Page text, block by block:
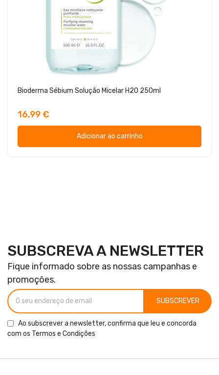
Bioderma Sébium Solução Micelar H2O 250ml
16,99 €
Adicionar ao carrinho
SUBSCREVA A NEWSLETTER
Fique informado sobre as nossas campanhas e
promoções.
SUBSCREVER
Ao subscrever a newsletter, confirma que leu e concorda
com os Termos e Condições